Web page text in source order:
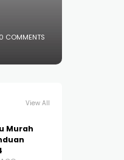
0 COMMENTS
View All
Murah